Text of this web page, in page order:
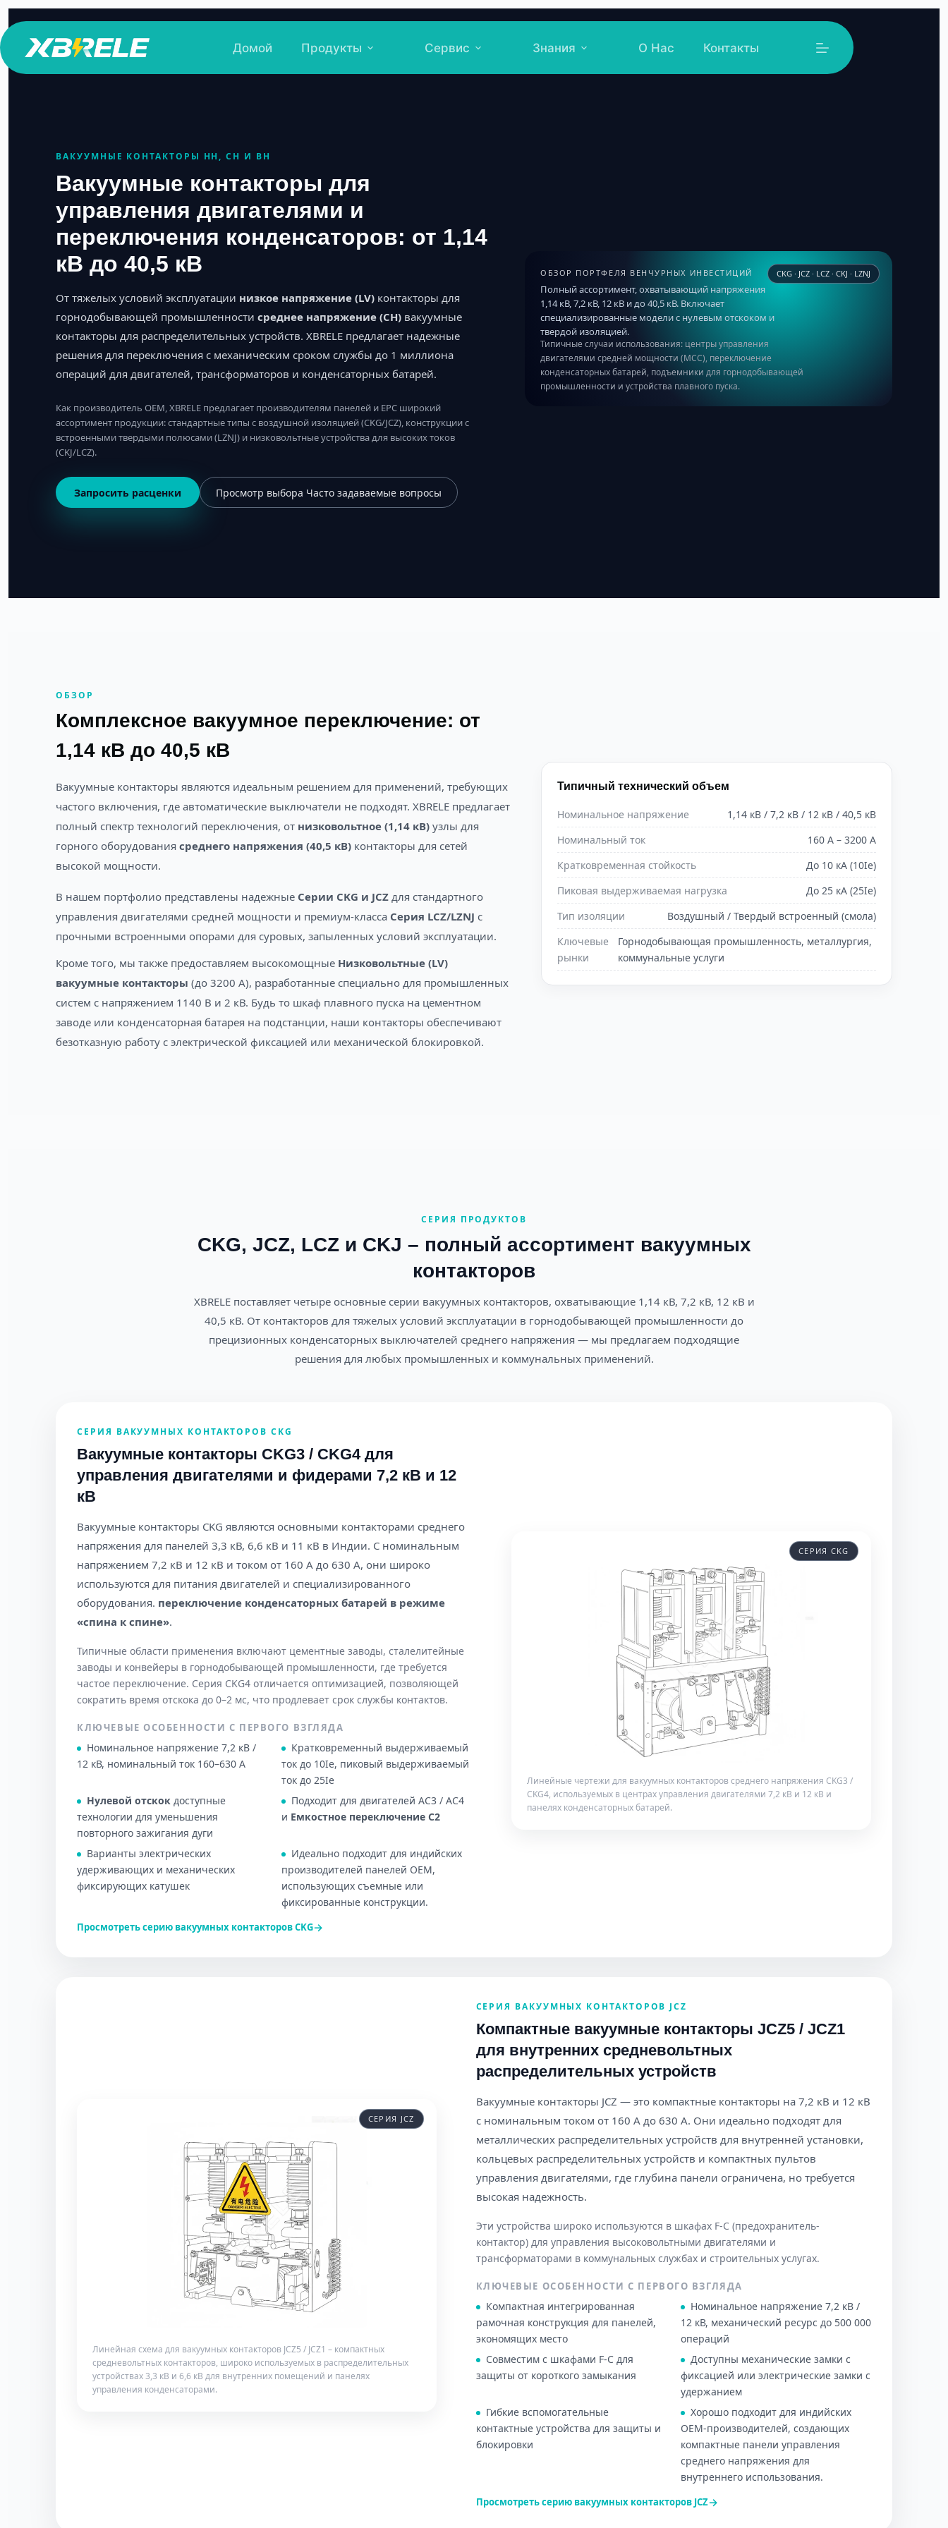
Перейти
к
сути
Домой Продукты Сервис Знания О Нас Контакты
ВАКУУМНЫЕ КОНТАКТОРЫ НН, СН И ВН
Вакуумные контакторы для
управления двигателями и
переключения конденсаторов: от 1,14
кВ до 40,5 кВ
От тяжелых условий эксплуатации низкое напряжение (LV) контакторы для
горнодобывающей промышленностисреднее напряжение (СН) вакуумные
контакторы для распределительных устройств. XBRELE предлагает надежные
решения для переключения с механическим сроком службы до 1 миллиона
операций для двигателей, трансформаторов и конденсаторных батарей.
Как производитель OEM, XBRELE предлагает производителям панелей и EPC широкий
ассортимент продукции: стандартные типы с воздушной изоляцией (CKG/JCZ), конструкции с
встроенными твердыми полюсами (LZNJ) и низковольтные устройства для высоких токов
(CKJ/LCZ).
Запросить расценки Просмотр выбора Часто задаваемые вопросы
ОБЗОР ПОРТФЕЛЯ ВЕНЧУРНЫХ ИНВЕСТИЦИЙ
Полный ассортимент, охватывающий напряжения
1,14 кВ, 7,2 кВ, 12 кВ и до 40,5 кВ. Включает
специализированные модели с нулевым отскоком и
твердой изоляцией.
CKG · JCZ · LCZ · CKJ · LZNJ
Типичные случаи использования: центры управления
двигателями средней мощности (MCC), переключение
конденсаторных батарей, подъемники для горнодобывающей
промышленности и устройства плавного пуска.
ОБЗОР
Комплексное вакуумное переключение: от
1,14 кВ до 40,5 кВ
Вакуумные контакторы являются идеальным решением для применений, требующих
частого включения, где автоматические выключатели не подходят. XBRELE предлагает
полный спектр технологий переключения, от низковольтное (1,14 кВ) узлы для
горного оборудованиясреднего напряжения (40,5 кВ) контакторы для сетей
высокой мощности.
В нашем портфолио представлены надежные Серии CKG и JCZ для стандартного
управления двигателями средней мощности и премиум-класса Серия LCZ/LZNJ с
прочными встроенными опорами для суровых, запыленных условий эксплуатации.
Кроме того, мы также предоставляем высокомощные Низковольтные (LV)
вакуумные контакторы (до 3200 А), разработанные специально для промышленных
систем с напряжением 1140 В и 2 кВ. Будь то шкаф плавного пуска на цементном
заводе или конденсаторная батарея на подстанции, наши контакторы обеспечивают
безотказную работу с электрической фиксацией или механической блокировкой.
Типичный технический объем
Номинальное напряжение
1,14 кВ / 7,2 кВ / 12 кВ / 40,5 кВ
Номинальный ток
160 А – 3200 А
Кратковременная стойкость
До 10 кА (10Ie)
Пиковая выдерживаемая нагрузка
До 25 кА (25Ie)
Тип изоляции
Воздушный / Твердый встроенный (смола)
Ключевые
рынки
Горнодобывающая промышленность, металлургия,
коммунальные услуги
СЕРИЯ ПРОДУКТОВ
CKG, JCZ, LCZ и CKJ – полный ассортимент вакуумных
контакторов
XBRELE поставляет четыре основные серии вакуумных контакторов, охватывающие 1,14 кВ, 7,2 кВ, 12 кВ и
40,5 кВ. От контакторов для тяжелых условий эксплуатации в горнодобывающей промышленности до
прецизионных конденсаторных выключателей среднего напряжения — мы предлагаем подходящие
решения для любых промышленных и коммунальных применений.
СЕРИЯ ВАКУУМНЫХ КОНТАКТОРОВ CKG
Вакуумные контакторы CKG3 / CKG4 для
управления двигателями и фидерами 7,2 кВ и 12
кВ
Вакуумные контакторы CKG являются основными контакторами среднего
напряжения для панелей 3,3 кВ, 6,6 кВ и 11 кВ в Индии. С номинальным
напряжением 7,2 кВ и 12 кВ и током от 160 А до 630 А, они широко
используются для питания двигателей и специализированного
оборудования. переключение конденсаторных батарей в режиме
«спина к спине».
Типичные области применения включают цементные заводы, сталелитейные
заводы и конвейеры в горнодобывающей промышленности, где требуется
частое переключение. Серия CKG4 отличается оптимизацией, позволяющей
сократить время отскока до 0–2 мс, что продлевает срок службы контактов.
КЛЮЧЕВЫЕ ОСОБЕННОСТИ С ПЕРВОГО ВЗГЛЯДА
Номинальное напряжение 7,2 кВ /
12 кВ, номинальный ток 160–630 А
Кратковременный выдерживаемый
ток до 10Ie, пиковый выдерживаемый
ток до 25Ie
Нулевой отскок доступные
технологии для уменьшения
повторного зажигания дуги
Подходит для двигателей AC3 / AC4
и Емкостное переключение C2
Варианты электрических
удерживающих и механических
фиксирующих катушек
Идеально подходит для индийских
производителей панелей OEM,
использующих съемные или
фиксированные конструкции.
Просмотреть серию вакуумных контакторов CKG→
СЕРИЯ CKG
Линейные чертежи для вакуумных контакторов среднего напряжения CKG3 /
CKG4, используемых в центрах управления двигателями 7,2 кВ и 12 кВ и
панелях конденсаторных батарей.
СЕРИЯ JCZ
Линейная схема для вакуумных контакторов JCZ5 / JCZ1 – компактных
средневольтных контакторов, широко используемых в распределительных
устройствах 3,3 кВ и 6,6 кВ для внутренних помещений и панелях
управления конденсаторами.
СЕРИЯ ВАКУУМНЫХ КОНТАКТОРОВ JCZ
Компактные вакуумные контакторы JCZ5 / JCZ1
для внутренних средневольтных
распределительных устройств
Вакуумные контакторы JCZ — это компактные контакторы на 7,2 кВ и 12 кВ
с номинальным током от 160 А до 630 А. Они идеально подходят для
металлических распределительных устройств для внутренней установки,
кольцевых распределительных устройств и компактных пультов
управления двигателями, где глубина панели ограничена, но требуется
высокая надежность.
Эти устройства широко используются в шкафах F-C (предохранитель-
контактор) для управления высоковольтными двигателями и
трансформаторами в коммунальных службах и строительных услугах.
КЛЮЧЕВЫЕ ОСОБЕННОСТИ С ПЕРВОГО ВЗГЛЯДА
Компактная интегрированная
рамочная конструкция для панелей,
экономящих место
Номинальное напряжение 7,2 кВ /
12 кВ, механический ресурс до 500 000
операций
Совместим с шкафами F-C для
защиты от короткого замыкания
Доступны механические замки с
фиксацией или электрические замки с
удержанием
Гибкие вспомогательные
контактные устройства для защиты и
блокировки
Хорошо подходит для индийских
OEM-производителей, создающих
компактные панели управления
среднего напряжения для
внутреннего использования.
Просмотреть серию вакуумных контакторов JCZ→